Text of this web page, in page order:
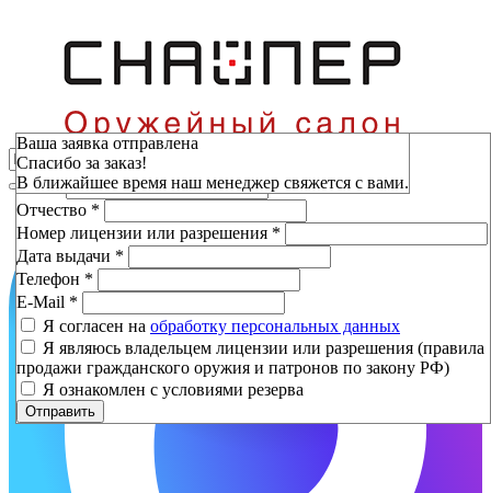
Зарезервировать
Фамилия*
Имя*
Отчество *
Номер лицензии или разрешения *
Дата выдачи *
Телефон *
E-Mail *
Я согласен на обработку персональных данных
Я являюсь владельцем лицензии или разрешения (правила
продажи гражданского оружия и патронов по закону РФ)
Я ознакомлен с условиями резерва
Отправить
Ваша заявка отправлена
Спасибо за заказ!
В ближайшее время наш менеджер свяжется с вами.